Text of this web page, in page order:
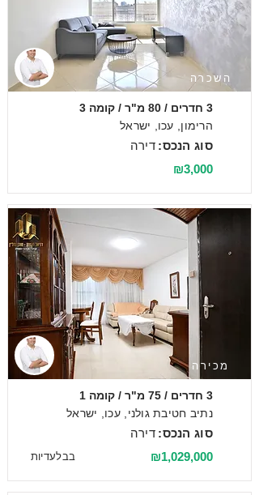
השכרה
3 חדרים / 80 מ"ר / קומה 3
הרימון, עכו, ישראל
דירה סוג הנכס:
₪3,000
מכירה
3 חדרים / 75 מ"ר / קומה 1
נתיב חטיבת גולני, עכו, ישראל
דירה סוג הנכס:
בבלעדיות ₪1,029,000